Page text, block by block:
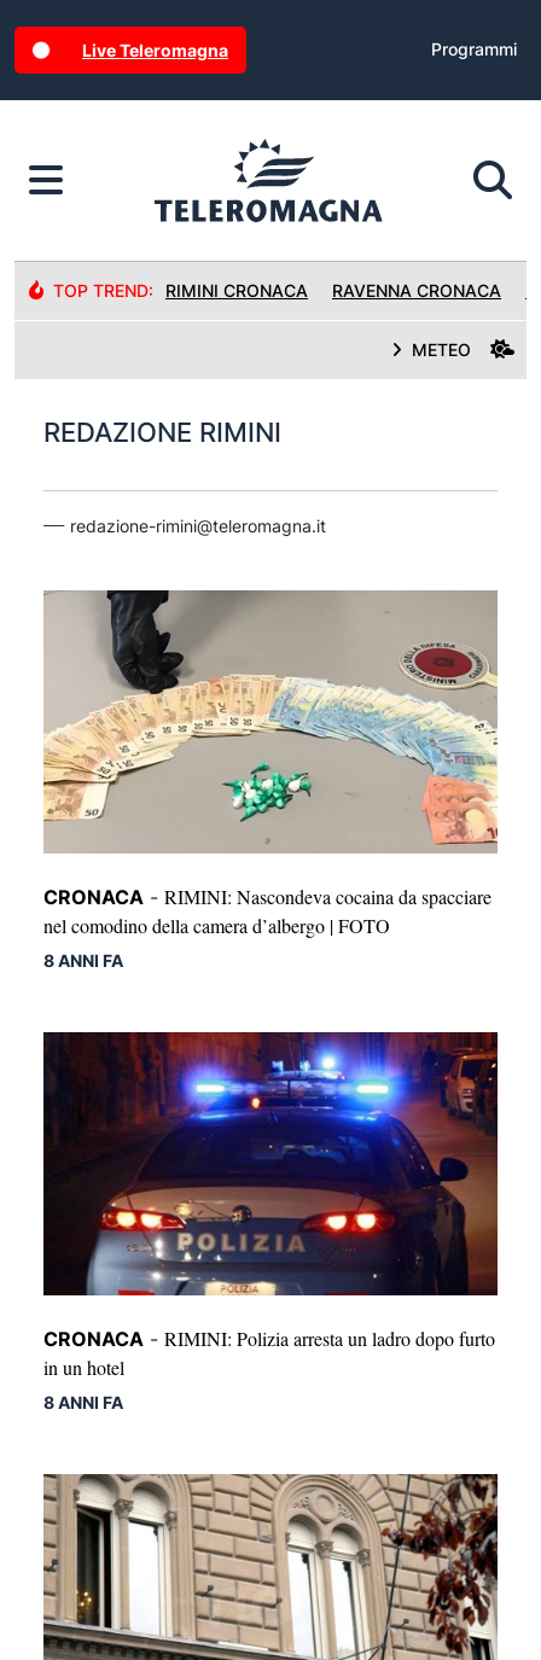
Live Teleromagna Programmi
TOP TREND: RIMINI CRONACA RAVENNA CRONACA
METEO
REDAZIONE RIMINI
redazione-rimini@teleromagna.it
CRONACA - RIMINI: Nascondeva cocaina da spacciare
nel comodino della camera d’albergo | FOTO
8 ANNI FA
CRONACA - RIMINI: Polizia arresta un ladro dopo furto
in un hotel
8 ANNI FA